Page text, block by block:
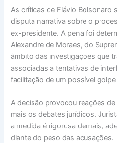
As críticas de Flávio Bolsonaro
disputa narrativa sobre o
ex-presidente. A pena foi
Alexandre de Moraes, do
âmbito das investigações que
associadas a tentativas de
facilitação de um possível
A decisão provocou reações
mais os debates jurídicos.
a medida é rigorosa demais,
diante do peso das acusações.